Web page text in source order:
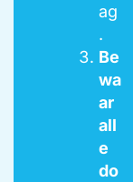
ag
.
Be
wa
ar
all
e
do